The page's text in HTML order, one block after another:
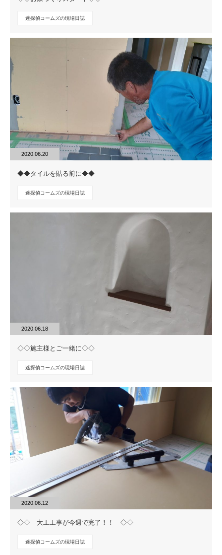
迷探偵コームズの現場日誌
2020.06.20
◆◆タイルを貼る前に◆◆
迷探偵コームズの現場日誌
2020.06.18
◇◇施主様とご一緒に◇◇
迷探偵コームズの現場日誌
2020.06.12
◇◇ 大工工事が今週で完了！！ ◇◇
迷探偵コームズの現場日誌